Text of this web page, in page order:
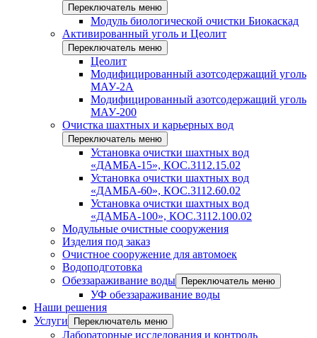
Переключатель меню
Модуль биологической очистки Биокаскад
Активированный уголь и Цеолит
Переключатель меню
Цеолит
Модифицированный азотсодержащий уголь
МАУ-2А
Модифицированный азотсодержащий уголь
МАУ-200
Очистка шахтных и карьерных вод
Переключатель меню
Установка очистки шахтных вод
«ДАМБА-15», КОС.3112.15.02
Установка очистки шахтных вод
«ДАМБА-60», КОС.3112.60.02
Установка очистки шахтных вод
«ДАМБА-100», КОС.3112.100.02
Модульные очистные сооружения
Изделия под заказ
Очистное сооружение для автомоек
Водоподготовка
Обеззараживание воды
Переключатель меню
УФ обеззараживание воды
Наши решения
Услуги
Переключатель меню
Лабораторные исследования и контроль